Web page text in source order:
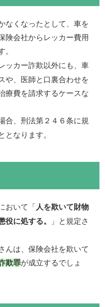
なくなったとして、車を
険会社からレッカー費用
ッカー詐欺以外にも、車
や、医師と口裏合わせを
療費を請求するケースな
合、刑法第２４６条に規
なります。
おいて「 人を欺いて財物
役に処する。
」と規定さ
んは、保険会社を欺いて
欺罪が成立するでしょ